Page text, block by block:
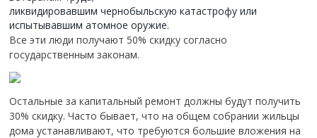
ликвидировавшим чернобыльскую катастрофу или
испытывавшим атомное оружие.
Все эти люди получают 50% скидку согласно
государственным законам.
Остальные за капитальный ремонт должны будут получить
30% скидку. Часто бывает, что на общем собрании жильцы
дома устанавливают, что требуются большие вложения на